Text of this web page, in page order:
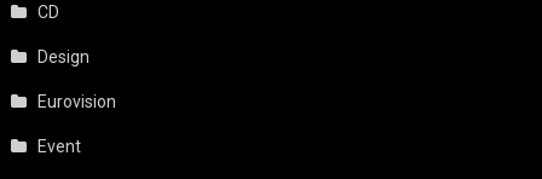
CD
Design
Eurovision
Event